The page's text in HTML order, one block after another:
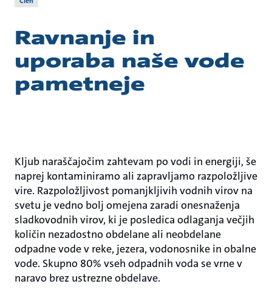
Ravnanje in
uporaba naše vode
pametneje
Kljub naraščajočim zahtevam po vodi in energiji, še
naprej kontaminiramo ali zapravljamo razpoložljive
vire. Razpoložljivost pomanjkljivih vodnih virov na
svetu je vedno bolj omejena zaradi onesnaženja
sladkovodnih virov, ki je posledica odlaganja večjih
količin nezadostno obdelane ali neobdelane
odpadne vode v reke, jezera, vodonosnike in obalne
vode. Skupno 80% vseh odpadnih voda se vrne v
naravo brez ustrezne obdelave.